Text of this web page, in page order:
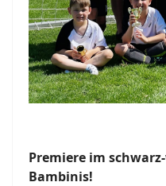
Premiere im
Bambinis!